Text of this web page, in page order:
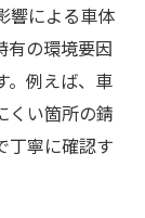
響による車体
有の環境要因
。例えば、車
くい箇所の錆
丁寧に確認す